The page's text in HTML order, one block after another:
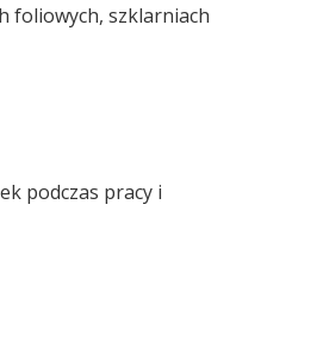
foliowych, szklarniach
podczas pracy i